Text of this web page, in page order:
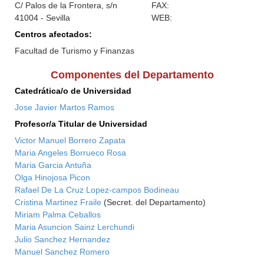
C/ Palos de la Frontera, s/n
41004 - Sevilla
FAX:
WEB:
Centros afectados:
Facultad de Turismo y Finanzas
Componentes del Departamento
Catedrática/o de Universidad
Jose Javier Martos Ramos
Profesor/a Titular de Universidad
Victor Manuel Borrero Zapata
Maria Angeles Borrueco Rosa
Maria Garcia Antuña
Olga Hinojosa Picon
Rafael De La Cruz Lopez-campos Bodineau
Cristina Martinez Fraile (Secret. del Departamento)
Miriam Palma Ceballos
Maria Asuncion Sainz Lerchundi
Julio Sanchez Hernandez
Manuel Sanchez Romero